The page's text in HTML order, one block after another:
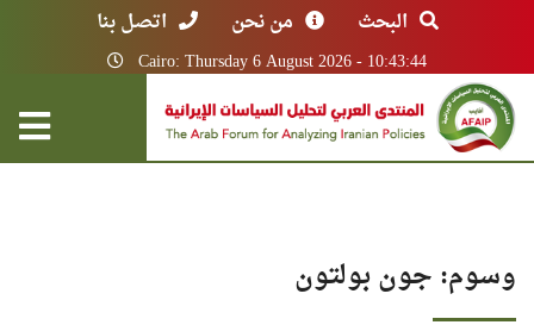
البحث من نحن اتصل بنا
Cairo: Thursday 6 August 2026 - 10:43:44
وسوم: جون بولتون